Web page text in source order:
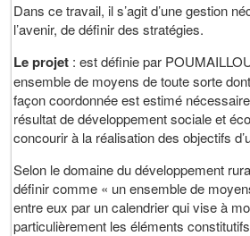
Dans ce travail, il s’agit d’une gestion
l’avenir, de définir des stratégies.
Le projet : est définie par
ensemble de moyens de toute sorte
façon coordonnée est estimé
résultat de développement sociale et
concourir à la réalisation des objectifs
Selon le domaine du développement
définir comme « un ensemble de
entre eux par un calendrier qui vise à
particulièrement les éléments